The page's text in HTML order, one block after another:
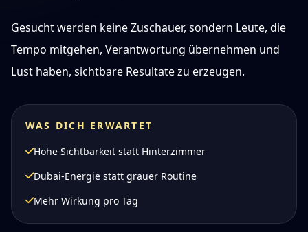
Gesucht werden keine Zuschauer, sondern Leute, die
Tempo mitgehen, Verantwortung übernehmen und
Lust haben, sichtbare Resultate zu erzeugen.
WAS DICH ERWARTET
Hohe Sichtbarkeit statt Hinterzimmer
Dubai-Energie statt grauer Routine
Mehr Wirkung pro Tag